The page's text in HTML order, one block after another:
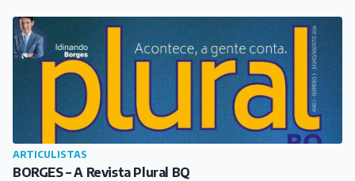
ARTICULISTAS
BORGES – A Revista Plural BQ